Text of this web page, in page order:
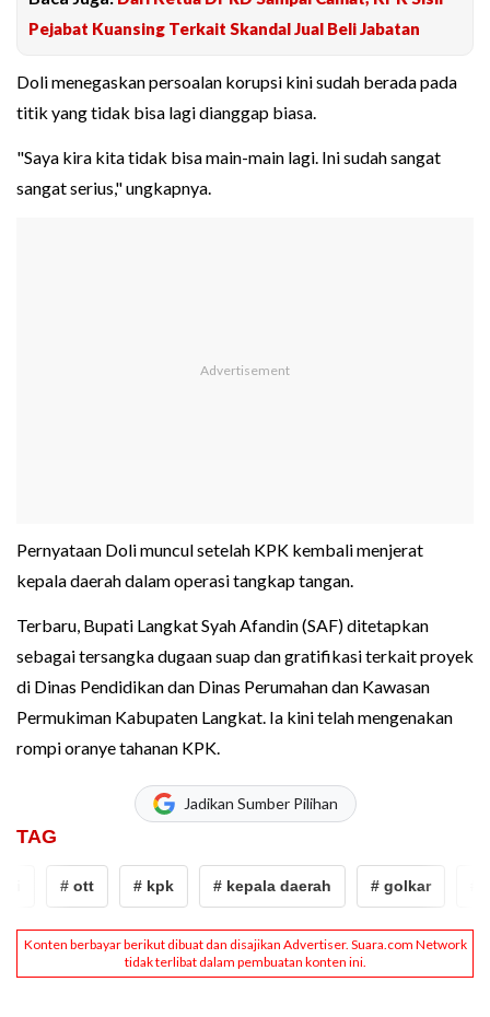
Pejabat Kuansing Terkait Skandal Jual Beli Jabatan
Doli menegaskan persoalan korupsi kini sudah berada pada
titik yang tidak bisa lagi dianggap biasa.
"Saya kira kita tidak bisa main-main lagi. Ini sudah sangat
sangat serius," ungkapnya.
Pernyataan Doli muncul setelah KPK kembali menjerat
kepala daerah dalam operasi tangkap tangan.
Terbaru, Bupati Langkat Syah Afandin (SAF) ditetapkan
sebagai tersangka dugaan suap dan gratifikasi terkait proyek
di Dinas Pendidikan dan Dinas Perumahan dan Kawasan
Permukiman Kabupaten Langkat. Ia kini telah mengenakan
rompi oranye tahanan KPK.
Jadikan Sumber Pilihan
TAG
# ott # kpk # kepala daerah # golkar